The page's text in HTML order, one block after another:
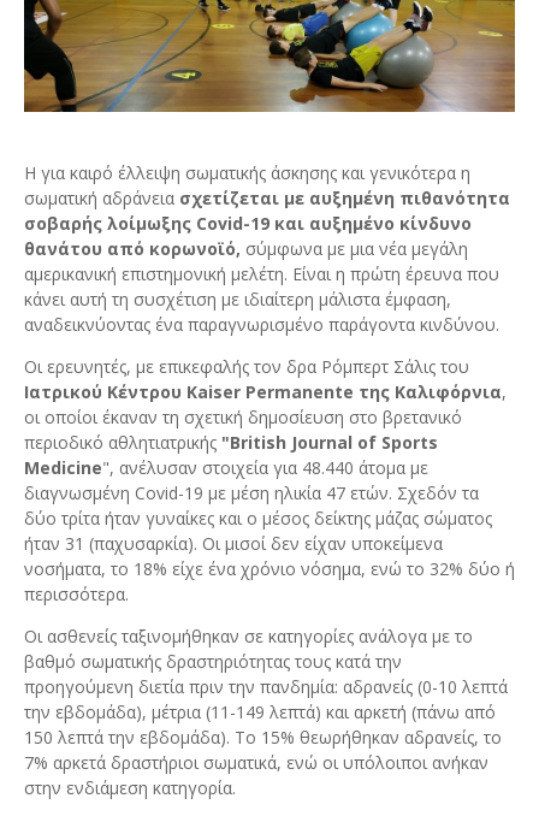
Η για καιρό έλλειψη σωματικής άσκησης και γενικότερα η
σωματική αδράνεια σχετίζεται με αυξημένη πιθανότητα
σοβαρής λοίμωξης Covid-19 και αυξημένο κίνδυνο
θανάτου από κορωνοϊό, σύμφωνα με μια νέα μεγάλη
αμερικανική επιστημονική μελέτη. Είναι η πρώτη έρευνα που
κάνει αυτή τη συσχέτιση με ιδιαίτερη μάλιστα έμφαση,
αναδεικνύοντας ένα παραγνωρισμένο παράγοντα κινδύνου.
Οι ερευνητές, με επικεφαλής τον δρα Ρόμπερτ Σάλις του
Ιατρικού Κέντρου Kaiser Permanente της Καλιφόρνια,
οι οποίοι έκαναν τη σχετική δημοσίευση στο βρετανικό
περιοδικό αθλητιατρικής "British Journal of Sports
Medicine", ανέλυσαν στοιχεία για 48.440 άτομα με
διαγνωσμένη Covid-19 με μέση ηλικία 47 ετών. Σχεδόν τα
δύο τρίτα ήταν γυναίκες και ο μέσος δείκτης μάζας σώματος
ήταν 31 (παχυσαρκία). Οι μισοί δεν είχαν υποκείμενα
νοσήματα, το 18% είχε ένα χρόνιο νόσημα, ενώ το 32% δύο ή
περισσότερα.
Οι ασθενείς ταξινομήθηκαν σε κατηγορίες ανάλογα με το
βαθμό σωματικής δραστηριότητας τους κατά την
προηγούμενη διετία πριν την πανδημία: αδρανείς (0-10 λεπτά
την εβδομάδα), μέτρια (11-149 λεπτά) και αρκετή (πάνω από
150 λεπτά την εβδομάδα). Το 15% θεωρήθηκαν αδρανείς, το
7% αρκετά δραστήριοι σωματικά, ενώ οι υπόλοιποι ανήκαν
στην ενδιάμεση κατηγορία.